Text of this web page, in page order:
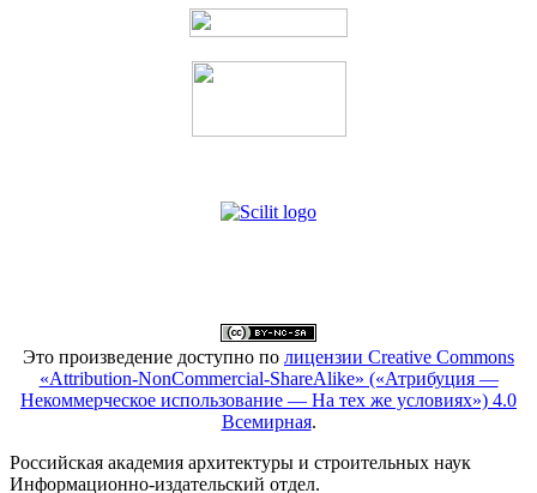
Это произведение доступно по лицензии Creative Commons
«Attribution-NonCommercial-ShareAlike» («Атрибуция —
Некоммерческое использование — На тех же условиях») 4.0
Всемирная.
Российская академия архитектуры и строительных наук
Информационно-издательский отдел.